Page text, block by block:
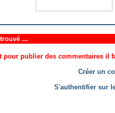
...
pour publier des commentaires il
Créer un
S'authentifier sur